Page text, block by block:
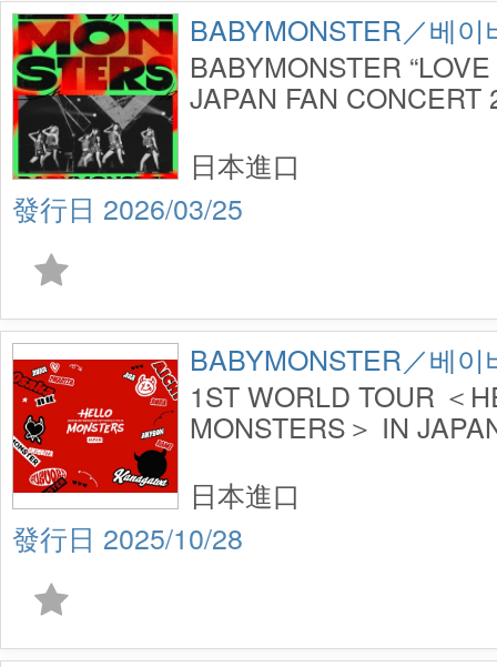
BABYMONSTER／베이
BABYMONSTER
JAPAN FAN CONCERT
2026/03/25
日本進口
BABYMONSTER／베이
1ST WORLD TOUR ＜
MONSTERS＞ IN
定盤】(Blu-ray)
2025/10/28
日本進口